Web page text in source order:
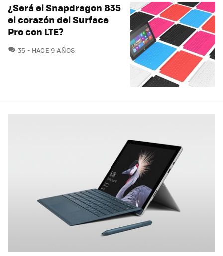
¿Será el Snapdragon 835
el corazón del Surface
Pro con LTE?
35 COMENTARIOS
HACE 9 AÑOS